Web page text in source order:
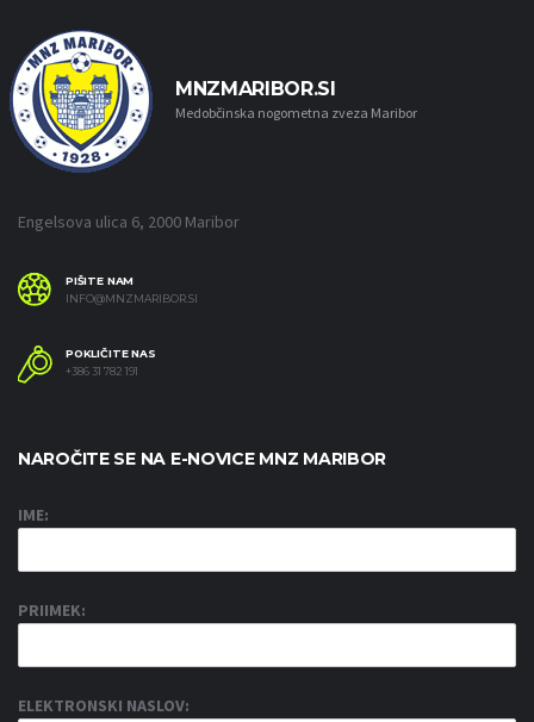
MNZMARIBOR.SI
Medobčinska nogometna zveza Maribor
Engelsova ulica 6, 2000 Maribor
PIŠITE NAM
INFO@MNZMARIBOR.SI
POKLIČITE NAS
+386 31 782 191
NAROČITE SE NA E-NOVICE MNZ MARIBOR
IME:
PRIIMEK:
ELEKTRONSKI NASLOV: